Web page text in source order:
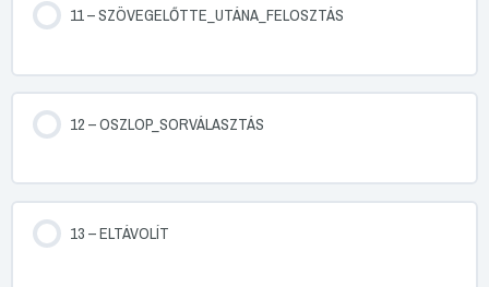
11 – SZÖVEGELŐTTE_UTÁNA_FELOSZTÁS
12 – OSZLOP_SORVÁLASZTÁS
13 – ELTÁVOLÍT